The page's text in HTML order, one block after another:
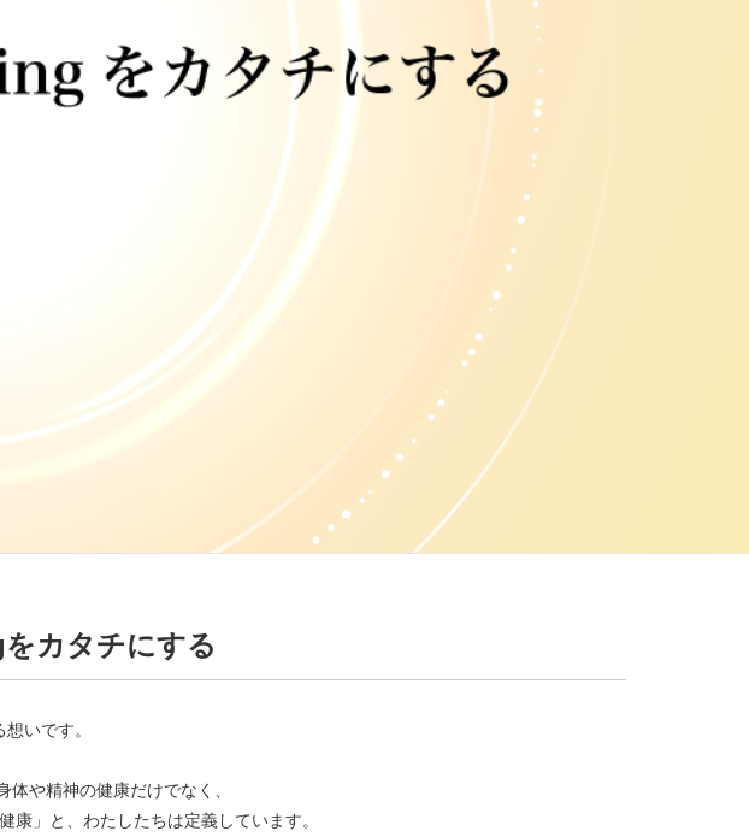
カタチにする
いです。
体や精神の健康だけでなく、
康」と、わたしたちは定義しています。